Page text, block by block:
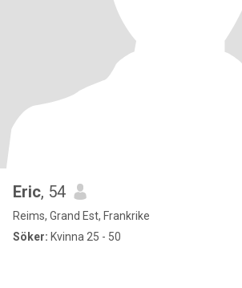
Eric, 54
Reims, Grand Est, Frankrike
Söker: Kvinna 25 - 50